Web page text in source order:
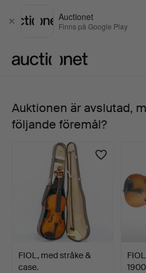
Stäng
Auctionet
Finns på Google Play
FIOL,
STRÅKE,
1900-
Auktionen är avslutad,
följande föremål?
FIOL, med stråke &
case.